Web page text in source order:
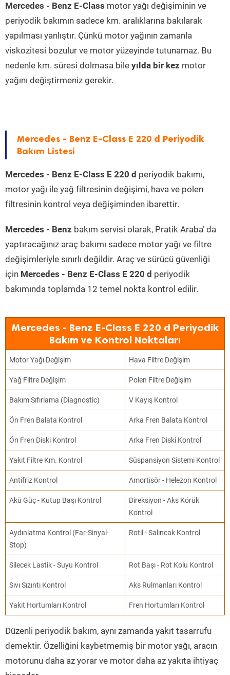
Mercedes - Benz E-Class motor yağı değişiminin ve
periyodik bakımın sadece km. aralıklarına bakılarak
yapılması yanlıştır. Çünkü motor yağının zamanla
viskozitesi bozulur ve motor yüzeyinde tutunamaz. Bu
nedenle km. süresi dolmasa bile yılda bir kez motor
yağını değiştirmeniz gerekir.
Mercedes - Benz E-Class E 220 d Periyodik
Bakım Listesi
Mercedes - Benz E-Class E 220 d periyodik bakımı,
motor yağı ile yağ filtresinin değişimi, hava ve polen
filtresinin kontrol veya değişiminden ibarettir.
Mercedes - Benz bakım servisi olarak, Pratik Araba’ da
yaptıracağınız araç bakımı sadece motor yağı ve filtre
değişimleriyle sınırlı değildir. Araç ve sürücü güvenliği
için Mercedes - Benz E-Class E 220 d periyodik
bakımında toplamda 12 temel nokta kontrol edilir.
Mercedes - Benz E-Class E 220 d Periyodik
Bakım ve Kontrol Noktaları
Motor Yağı Değişim Hava Filtre Değişim
Yağ Filtre Değişim Polen Filtre Değişim
Bakım Sıfırlama (Diagnostic) V Kayış Kontrol
Ön Fren Balata Kontrol Arka Fren Balata Kontrol
Ön Fren Diski Kontrol Arka Fren Diski Kontrol
Yakıt Filtre Km. Kontrol Süspansiyon Sistemi Kontrol
Antifriz Kontrol Amortisör - Helezon Kontrol
Akü Güç - Kutup Başı Kontrol
Direksiyon - Aks Körük
Kontrol
Aydınlatma Kontrol (Far-Sinyal-
Stop)
Rotil - Salıncak Kontrol
Silecek Lastik - Suyu Kontrol Rot Başı - Rot Kolu Kontrol
Sıvı Sızıntı Kontrol Aks Rulmanları Kontrol
Yakıt Hortumları Kontrol Fren Hortumları Kontrol
Düzenli periyodik bakım, aynı zamanda yakıt tasarrufu
demektir. Özelliğini kaybetmemiş bir motor yağı, aracın
motorunu daha az yorar ve motor daha az yakıta ihtiyaç